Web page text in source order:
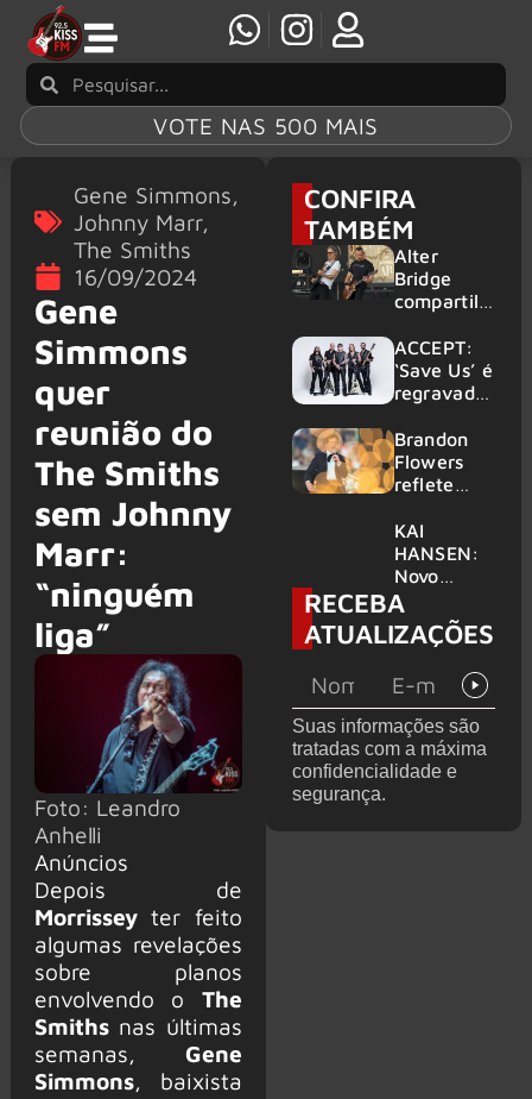
VOTE NAS 500 MAIS
Gene Simmons,
Johnny Marr,
The Smiths
16/09/2024
Gene
Simmons
quer
reunião do
The Smiths
sem Johnny
Marr:
“ninguém
liga”
Foto: Leandro
Anhelli
Anúncios
Depois de
Morrisseyter feito
algumas revelações
sobre planos
envolvendo o The
Smithsnas últimas
semanas, Gene
Simmons, baixista
CONFIRA
TAMBÉM
Alter
Bridge
compartilh
vivo de
“Fortress”
gravada
am Ring
2026
ACCEPT:
‘Save Us’ é
regravada
membros
do GHOST
e KORN
Brandon
Flowers
reflete
futuro e
levanta
possibilida
de de
deixar os
palcos
KAI
HANSEN:
Novo
single
‘Welcome
To Life’ é
RECEBA
ATUALIZAÇÕES
Suas informações são
tratadas com a máxima
confidencialidade e
segurança.